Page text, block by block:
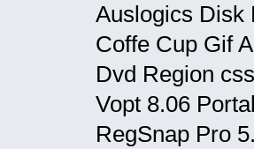
Auslogics Disk
Coffe Cup Gif
Dvd Region
Vopt 8.06
RegSnap Pro